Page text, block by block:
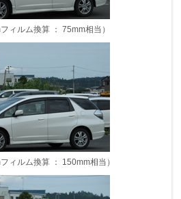
ィルム換算 ： 75mm相当）
ィルム換算 ： 150mm相当）